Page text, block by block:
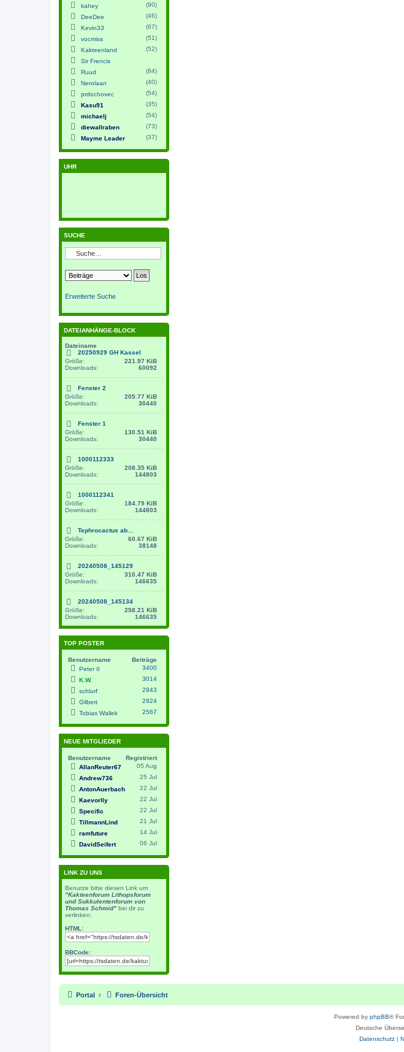
kahey
(90)
DeeDee
(46)
Kevin33
(67)
vocmiss
(51)
Kakteenland
(52)
Sir Frencis
Ruud
(84)
Nerolaan
(40)
prdochovec
(54)
Kasu91
(35)
michaelj
(54)
diewallraben
(73)
Mayme Leader
(37)
UHR
SUCHE
Erweiterte Suche
DATEIANHÄNGE-BLOCK
Dateiname
20250929 GH Kassel
Größe:
221.97 KiB
Downloads:
60092
Fenster 2
Größe:
205.77 KiB
Downloads:
30440
Fenster 1
Größe:
130.51 KiB
Downloads:
30440
1000112333
Größe:
208.35 KiB
Downloads:
144803
1000112341
Größe:
184.79 KiB
Downloads:
144803
Tephrocactus ab...
Größe:
60.67 KiB
Downloads:
38148
20240508_145129
Größe:
310.47 KiB
Downloads:
146635
20240508_145134
Größe:
258.21 KiB
Downloads:
146635
TOP POSTER
Benutzername
Beiträge
Peter II
3400
K.W.
3014
schlurf
2943
Gilbert
2924
Tobias Wallek
2567
NEUE MITGLIEDER
Benutzername
Registriert
AllanReuter67
05 Aug
Andrew736
25 Jul
AntonAuerbach
22 Jul
Kaevorlly
22 Jul
Specific
22 Jul
TillmannLind
21 Jul
ramfuture
14 Jul
DavidSeifert
06 Jul
LINK ZU UNS
Benutze bitte diesen Link um
"Kakteenforum Lithopsforum
und Sukkulentenforum von
Thomas Schmid" bei dir zu
verlinken:
HTML:
BBCode:
Portal Foren-Übersicht
Powered by phpBB®
Deutsche
Datenschutz|